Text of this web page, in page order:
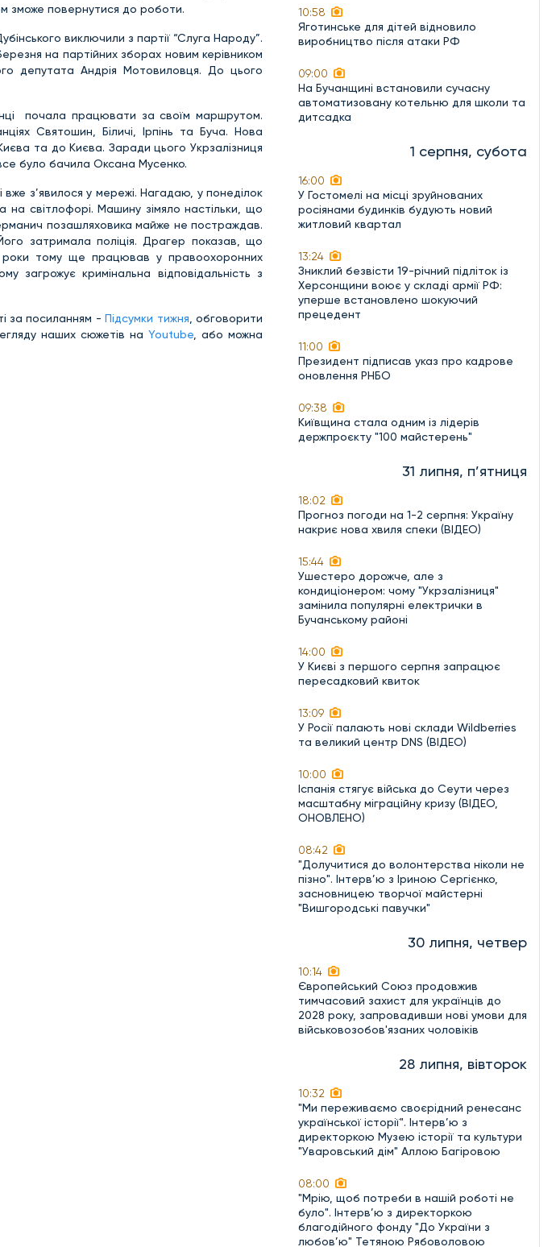
зможе повернутися до роботи.
виключили з партії “Слуга Народу”.
на партійних зборах новим керівником
депутата Андрія Мотовиловця. До цього
почала працювати за своїм маршрутом.
Святошин, Біличі, Ірпінь та Буча. Нова
та до Києва. Заради цього Укрзалізниця
було бачила Оксана Мусенко.
з’явилося у мережі. Нагадаю, у понеділок
світлофорі. Машину зімяло настільки, що
позашляховика майже не постраждав.
затримала поліція. Драгер показав, що
роки тому ще працював у правоохоронних
загрожує кримінальна відповідальність з
за посиланням -Підсумки тижня , обговорити
наших сюжетів на Youtube , або можна
10:58
Яготинське для дітей відновило
виробництво після атаки РФ
09:00
На Бучанщині встановили сучасну
автоматизовану котельню для школи та
дитсадка
1 серпня, субота
16:00
У Гостомелі на місці зруйнованих
росіянами будинків будують новий
житловий квартал
13:24
Зниклий безвісти 19-річний підліток із
Херсонщини воює у складі армії РФ:
уперше встановлено шокуючий
прецедент
11:00
Президент підписав указ про кадрове
оновлення РНБО
09:38
Київщина стала одним із лідерів
держпроєкту "100 майстерень"
31 липня, п’ятниця
18:02
Прогноз погоди на 1-2 серпня: Україну
накриє нова хвиля спеки (ВІДЕО)
15:44
Ушестеро дорожче, але з
кондиціонером: чому "Укрзалізниця"
замінила популярні електрички в
Бучанському районі
14:00
У Києві з першого серпня запрацює
пересадковий квиток
13:09
У Росії палають нові склади Wildberries
та великий центр DNS (ВІДЕО)
10:00
Іспанія стягує війська до Сеути через
масштабну міграційну кризу (ВІДЕО,
ОНОВЛЕНО)
08:42
"Долучитися до волонтерства ніколи не
пізно". Інтерв’ю з Іриною Сергієнко,
засновницею творчої майстерні
"Вишгородські павучки"
30 липня, четвер
10:14
Європейський Союз продовжив
тимчасовий захист для українців до
2028 року, запровадивши нові умови для
військовозобов'язаних чоловіків
28 липня, вівторок
10:32
"Ми переживаємо своєрідний ренесанс
української історії". Інтерв’ю з
директоркою Музею історії та культури
"Уваровський дім" Аллою Багіровою
08:00
"Мрію, щоб потреби в нашій роботі не
було". Інтерв’ю з директоркою
благодійного фонду "До України з
любов’ю" Тетяною Рябоволовою